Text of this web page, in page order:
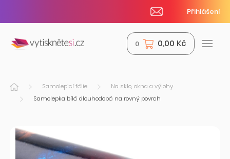
Přihlášení
0 0,00 Kč
Samolepicí fólie
Na sklo, okna a výlohy
Samolepka bílá dlouhodobá na rovný povrch